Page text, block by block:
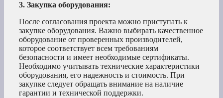
3. Закупка оборудования:
После согласования проекта можно приступать к
закупке оборудования. Важно выбирать качественное
оборудование от проверенных производителей,
которое соответствует всем требованиям
безопасности и имеет необходимые сертификаты.
Необходимо учитывать технические характеристики
оборудования, его надежность и стоимость. При
закупке следует обращать внимание на наличие
гарантии и технической поддержки.